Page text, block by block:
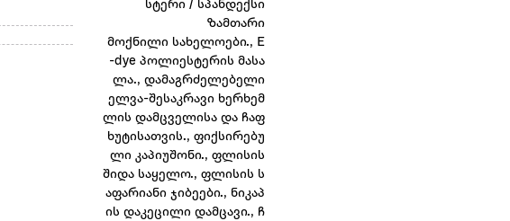
სტერი / სპანდექსი
ზამთარი
მოქნილი სახელოები., E
-dye პოლიესტერის მასა
ლა., დამაგრძელებელი
ელვა-შესაკრავი ხერხემ
ლის დამცველისა და ჩაფ
ხუტისათვის., ფიქსირებუ
ლი კაპიუშონი., ფლისის
შიდა საყელო., ფლისის ს
აფარიანი ჯიბეები., ნიკაპ
ის დაკეცილი დამცავი., ჩ